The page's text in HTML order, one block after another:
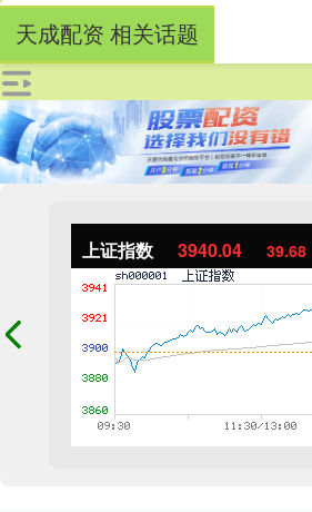
上证指数 3940.04 39.68
天成配资 相关话题